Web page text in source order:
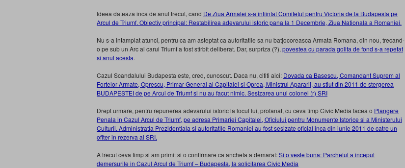
Ideea dateaza inca de anul trecut, cand De Ziua Armatei s-a infiintat Comitetul pentru Victoria de la Budapesta pe
Arcul de Triumf. Obiectiv principal: Restabilirea adevarului istoric pana la 1 Decembrie, Ziua Nationala a Romaniei.
Nu s-a intamplat atunci, pentru ca am asteptat ca autoritatile sa nu batjocoreasca Armata Romana, din nou, trecand-
o pe sub un Arc al carui Triumf a fost stirbit deliberat. Dar, surpriza (?), povestea cu parada golita de fond s-a repetat
si anul acesta.
Cazul Scandalului Budapesta este, cred, cunoscut. Daca nu, cititi aici: Dovada ca Basescu, Comandant Suprem al
Fortelor Armate, Oprescu, Primar General al Capitalei si Oprea, Ministrul Apararii, au stiut din 2011 de stergerea
BUDAPESTEI de pe Arcul de Triumf si nu au facut nimic. Sesizarea unui colonel (r) SRI
Drept urmare, pentru repunerea adevarului istoric la locul lui, profanat, cu ceva timp Civic Media facea o Plangere
Penala in Cazul Arcul de Triumf, pe adresa Primariei Capitalei, Oficiului pentru Monumente Istorice si a Ministerului
Culturii. Administratia Prezidentiala si autoritatile Romaniei au fost sesizate oficial inca din iunie 2011 de catre un
ofiter in rezerva al SRI.
A trecut ceva timp si am primit si o confirmare ca ancheta a demarat:Si o veste buna: Parchetul a inceput
demersurile in Cazul Arcul de Triumf – Budapesta, la solicitarea Civic Media